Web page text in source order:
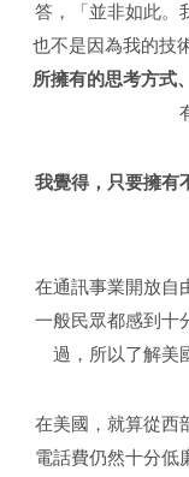
答，「並非如此。
也不是因為我的技
所擁有的思考方式
我覺得，只要擁有
在通訊事業開放自
一般民眾都感到十
過，所以了解美
在美國，就算從西
電話費仍然十分低